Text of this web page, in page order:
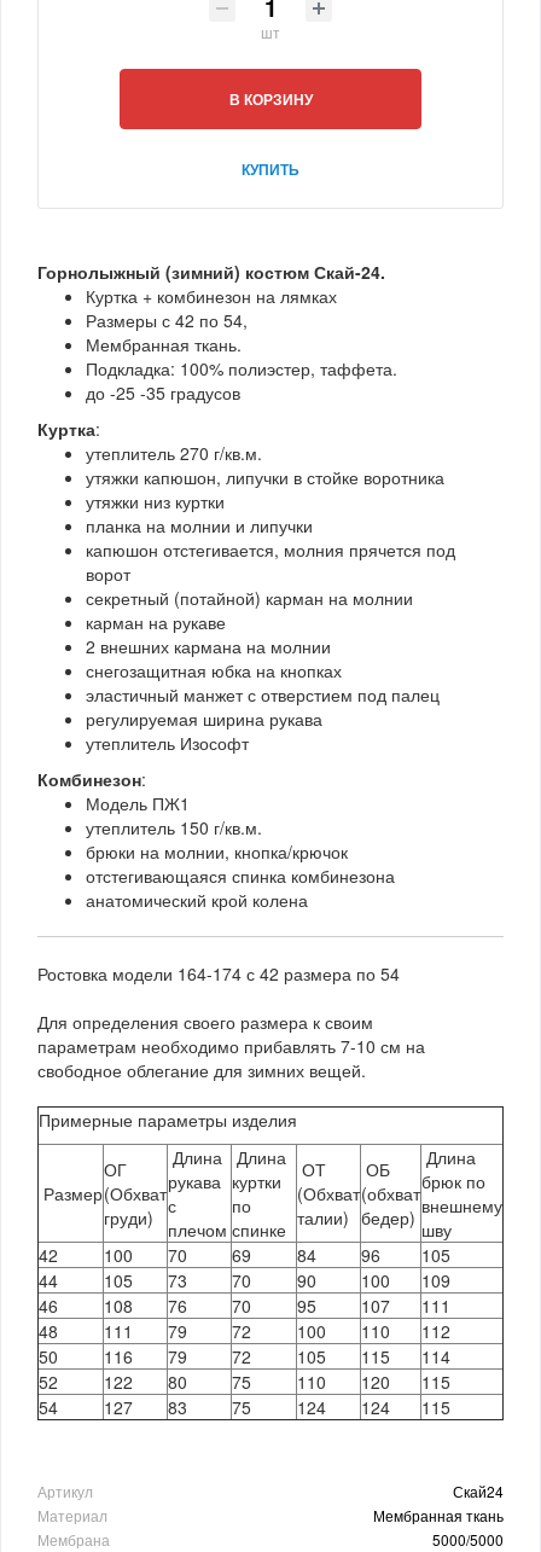
шт
В КОРЗИНУ
КУПИТЬ
Горнолыжный (зимний) костюм Скай-24.
Куртка + комбинезон на лямках
Размеры с 42 по 54,
Мембранная ткань.
Подкладка: 100% полиэстер, таффета.
до -25 -35 градусов
Куртка:
утеплитель 270 г/кв.м.
утяжки капюшон, липучки в стойке воротника
утяжки низ куртки
планка на молнии и липучки
капюшон отстегивается, молния прячется под
ворот
секретный (потайной) карман на молнии
карман на рукаве
2 внешних кармана на молнии
снегозащитная юбка на кнопках
эластичный манжет с отверстием под палец
регулируемая ширина рукава
утеплитель Изософт
Комбинезон:
Модель ПЖ1
утеплитель 150 г/кв.м.
брюки на молнии, кнопка/крючок
отстегивающаяся спинка комбинезона
анатомический крой колена
Ростовка модели 164-174 с 42 размера по 54
Для определения своего размера к своим
параметрам необходимо прибавлять 7-10 см на
свободное облегание для зимних вещей.
Примерные параметры изделия
Размер
ОГ
(Обхват
груди)
Длина
рукава
с
плечом
Длина
куртки
по
спинке
ОТ
(Обхват
талии)
ОБ
(обхват
бедер)
Длина
брюк по
внешнему
шву
42
100 70 69 84 96
105
44
105 73 70 90 100
109
46
108 76 70 95 107
111
48
111 79 72 100 110
112
50
116 79 72 105 115
114
52
122 80 75 110 120
115
54
127 83 75 124 124 115
Артикул
Скай24
Материал
Мембранная ткань
Мембрана
5000/5000